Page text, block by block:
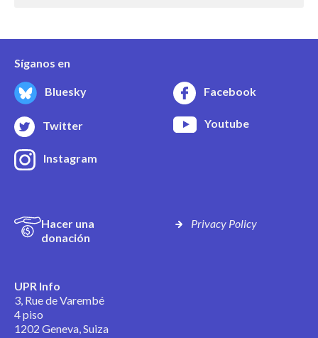
Síganos en
Bluesky Facebook
Twitter Youtube
Instagram
Hacer una
donación
Privacy Policy
UPR Info
3, Rue de Varembé
4 piso
1202 Geneva, Suiza